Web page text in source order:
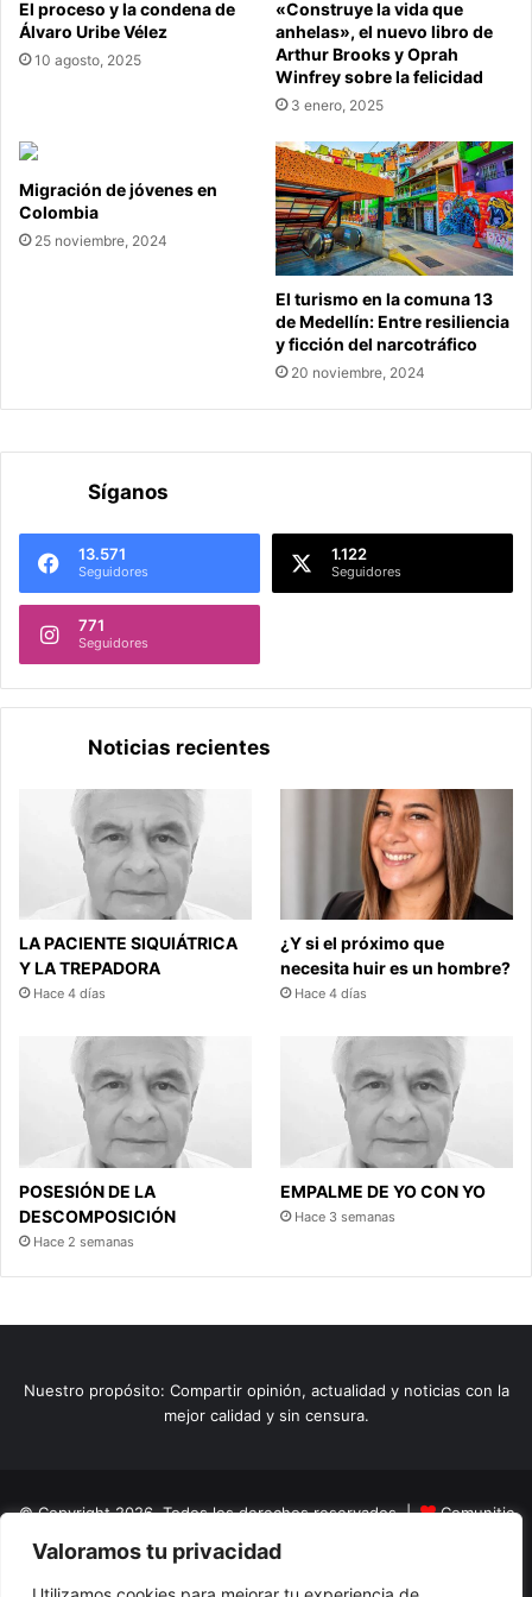
Valoramos tu privacidad
El proceso y la condena de
Álvaro Uribe Vélez
10 agosto, 2025
«Construye la vida que
anhelas», el nuevo libro de
Arthur Brooks y Oprah
Winfrey sobre la felicidad
3 enero, 2025
Migración de jóvenes en
Colombia
25 noviembre, 2024
El turismo en la comuna 13
de Medellín: Entre resiliencia
y ficción del narcotráfico
20 noviembre, 2024
Síganos
13.571
Seguidores
1.122
Seguidores
771
Seguidores
Noticias recientes
LA PACIENTE SIQUIÁTRICA
Y LA TREPADORA
Hace 4 días
¿Y si el próximo que
necesita huir es un hombre?
Hace 4 días
POSESIÓN DE LA
DESCOMPOSICIÓN
Hace 2 semanas
EMPALME DE YO CON YO
Hace 3 semanas
Nuestro propósito: Compartir opinión, actualidad y noticias con la
mejor calidad y sin censura.
© Copyright 2026, Todos los derechos reservados |
Comunitic
SAS BICNit 901228106
Home
Actualidad Variedades Opinion Turismo